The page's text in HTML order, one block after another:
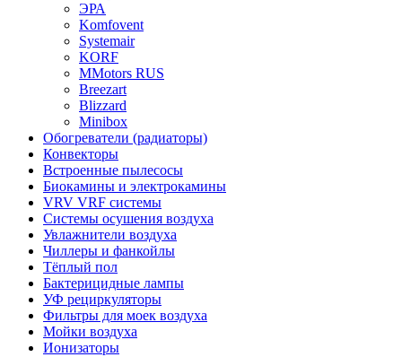
ЭРА
Komfovent
Systemair
KORF
MMotors RUS
Breezart
Blizzard
Minibox
Обогреватели (радиаторы)
Конвекторы
Встроенные пылесосы
Биокамины и электрокамины
VRV VRF системы
Системы осушения воздуха
Увлажнители воздуха
Чиллеры и фанкойлы
Тёплый пол
Бактерицидные лампы
УФ рециркуляторы
Фильтры для моек воздуха
Мойки воздуха
Ионизаторы